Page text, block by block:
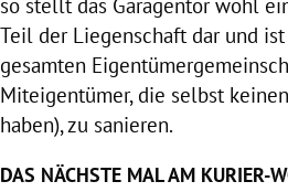
Teil der Liegenschaft dar und
gesamten
Miteigentümer, die selbst
haben), zu sanieren.
DAS NÄCHSTE MAL AM KURIER-